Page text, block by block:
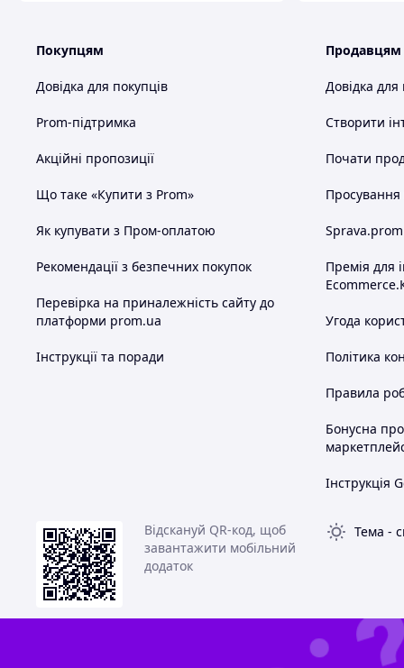
Покупцям
Довідка для покупців
Prom-підтримка
Акційні пропозиції
Що таке «Купити з Prom»
Як купувати з Пром-оплатою
Рекомендації з безпечних покупок
Перевірка на приналежність сайту до
платформи prom.ua
Інструкції та поради
Продавцям
Довідка для
Створити
Почати
Просування
Премія для
Угода
Політика
Правила
Бонусна
Інструкція
Відскануй QR-код, щоб
завантажити мобільний
додаток
Тема -